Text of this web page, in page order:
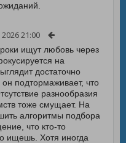
21:00
ищут любовь через
на
достаточно
подтормаживает, что
разнообразия
тоже смущает. На
алгоритмы подбора
что кто-то
ищешь. Хотя иногда